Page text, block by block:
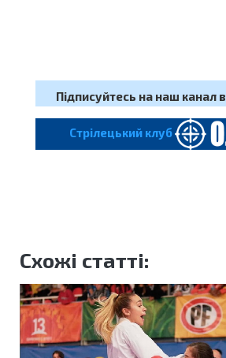
Підписуйтесь на наш канал в
Cтрілецький клуб
Схожі статті: